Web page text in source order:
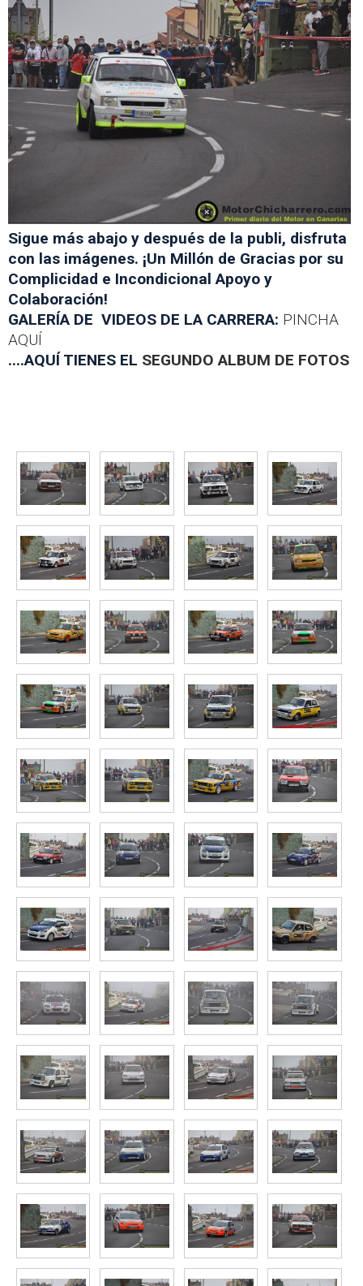
Sigue más abajo y después de la publi, disfruta
con las imágenes. ¡Un Millón de Gracias por su
Complicidad e Incondicional Apoyo y
Colaboración!
GALERÍA DE VIDEOS DE LA CARRERA: PINCHA
AQUÍ
....AQUÍ TIENES EL SEGUNDO ALBUM DE FOTOS